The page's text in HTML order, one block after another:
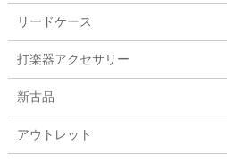
リードケース
打楽器アクセサリー
新古品
アウトレット